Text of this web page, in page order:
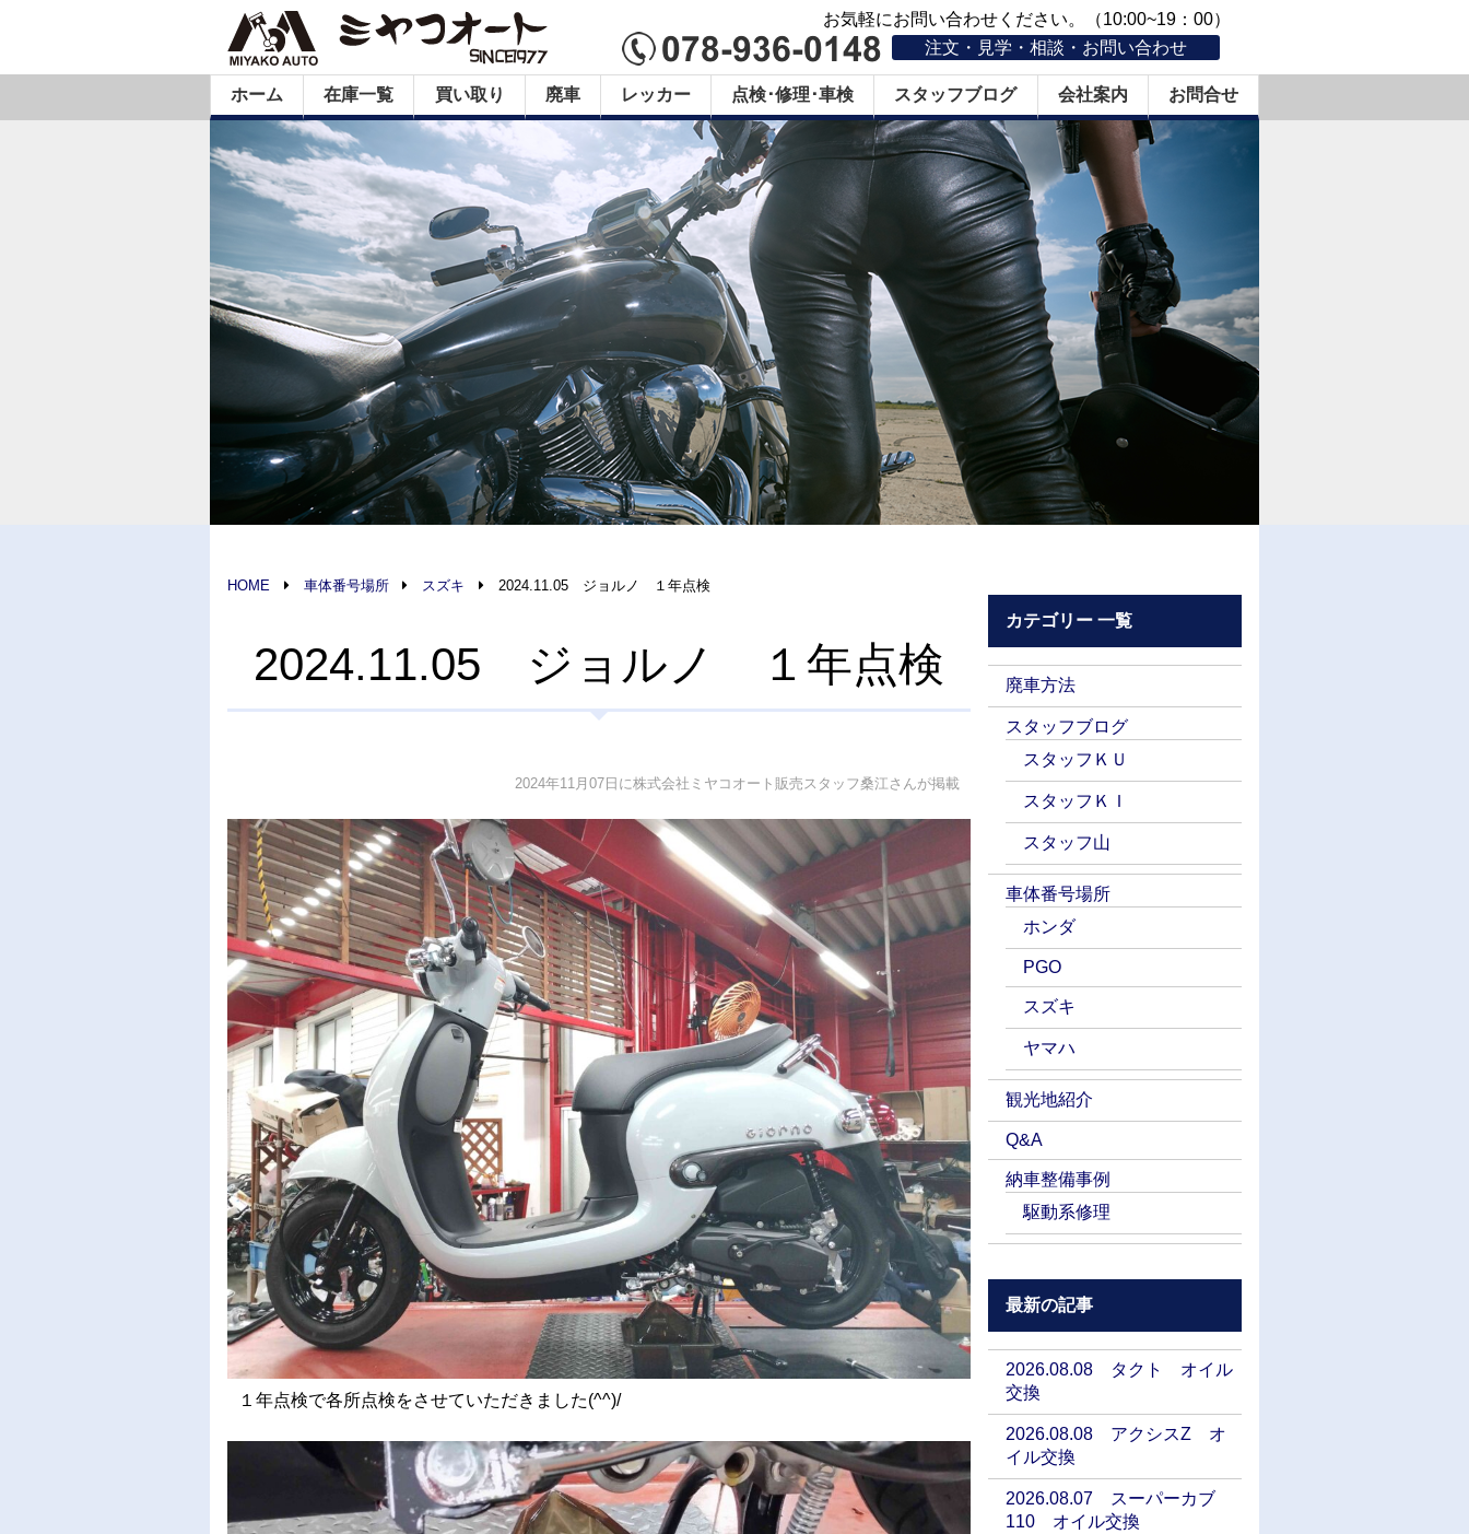
お気軽にお問い合わせください。（10:00~19：00）
注文・見学・相談・お問い合わせ
ホーム 在庫一覧 買い取り 廃車 レッカー 点検･修理･車検 スタッフブログ 会社案内 お問合せ
HOME 車体番号場所 スズキ 2024.11.05 ジョルノ １年点検
2024.11.05 ジョルノ １年点検
2024年11月07日に株式会社ミヤコオート販売スタッフ桑江さんが掲載
１年点検で各所点検をさせていただきました(^^)/
カテゴリー 一覧
廃車方法
スタッフブログ
スタッフＫＵ
スタッフＫＩ
スタッフ山
車体番号場所
ホンダ
PGO
スズキ
ヤマハ
観光地紹介
Q&A
納車整備事例
駆動系修理
最新の記事
2026.08.08 タクト オイル
交換
2026.08.08 アクシスZ オ
イル交換
2026.08.07 スーパーカブ
110 オイル交換